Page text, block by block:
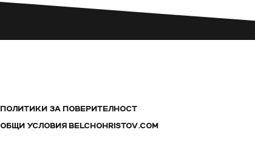
ПОЛИТИКИ ЗА ПОВЕРИТЕЛНОСТ
ОБЩИ УСЛОВИЯ BELCHOHRISTOV.COM